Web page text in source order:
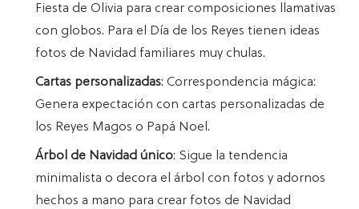
Fiesta de Olivia para crear composiciones llamativas
con globos. Para el Día de los Reyes tienen ideas
fotos de Navidad familiares muy chulas.
Cartas personalizadas: Correspondencia mágica:
Genera expectación con cartas personalizadas de
los Reyes Magos o Papá Noel.
Árbol de Navidad único: Sigue la tendencia
minimalista o decora el árbol con fotos y adornos
hechos a mano para crear fotos de Navidad